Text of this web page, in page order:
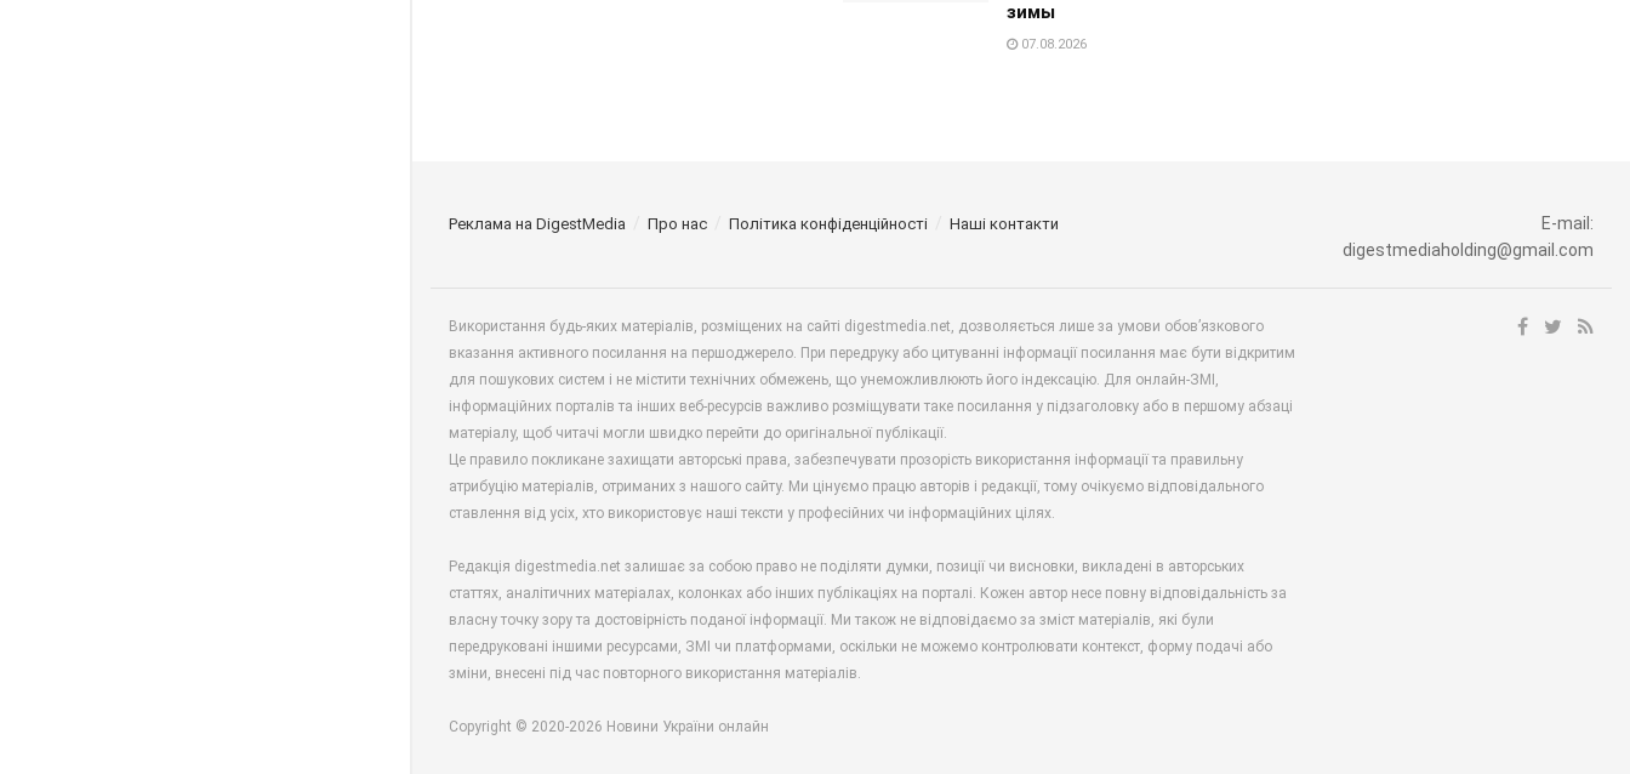
зимы
07.08.2026
Реклама на DigestMedia Про нас Політика конфіденційності Наші контакти
E-mail:
digestmediaholding@gmail.com
Використання будь-яких матеріалів, розміщених на сайті digestmedia.net, дозволяється лише за умови обов’язкового
вказання активного посилання на першоджерело. При передруку або цитуванні інформації посилання має бути відкритим
для пошукових систем і не містити технічних обмежень, що унеможливлюють його індексацію. Для онлайн-ЗМІ,
інформаційних порталів та інших веб-ресурсів важливо розміщувати таке посилання у підзаголовку або в першому абзаці
матеріалу, щоб читачі могли швидко перейти до оригінальної публікації.
Це правило покликане захищати авторські права, забезпечувати прозорість використання інформації та правильну
атрибуцію матеріалів, отриманих з нашого сайту. Ми цінуємо працю авторів і редакції, тому очікуємо відповідального
ставлення від усіх, хто використовує наші тексти у професійних чи інформаційних цілях.
Редакція digestmedia.net залишає за собою право не поділяти думки, позиції чи висновки, викладені в авторських
статтях, аналітичних матеріалах, колонках або інших публікаціях на порталі. Кожен автор несе повну відповідальність за
власну точку зору та достовірність поданої інформації. Ми також не відповідаємо за зміст матеріалів, які були
передруковані іншими ресурсами, ЗМІ чи платформами, оскільки не можемо контролювати контекст, форму подачі або
зміни, внесені під час повторного використання матеріалів.
Copyright © 2020-2026 Новини України онлайн